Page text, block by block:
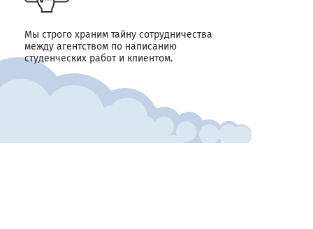
Мы строго храним тайну сотрудничества
между агентством по написанию
студенческих работ и клиентом.